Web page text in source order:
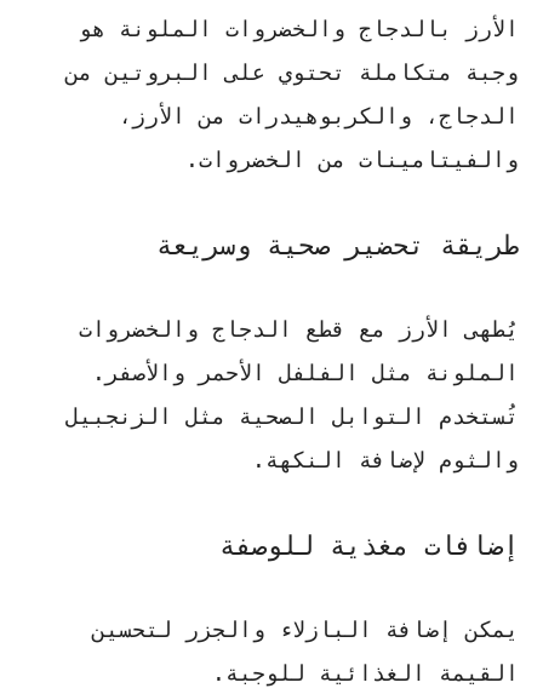
الأرز بالدجاج والخضروات الملونة هو
وجبة متكاملة تحتوي على البروتين من
الدجاج، والكربوهيدرات من الأرز،
والفيتامينات من الخضروات.
طريقة تحضير صحية وسريعة
يُطهى الأرز مع قطع الدجاج والخضروات
الملونة مثل الفلفل الأحمر والأصفر.
تُستخدم التوابل الصحية مثل الزنجبيل
والثوم لإضافة النكهة.
إضافات مغذية للوصفة
يمكن إضافة البازلاء والجزر لتحسين
القيمة الغذائية للوجبة.